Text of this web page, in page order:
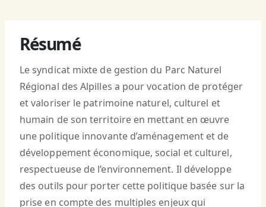
Résumé
Le syndicat mixte de gestion du Parc Naturel
Régional des Alpilles a pour vocation de protéger
et valoriser le patrimoine naturel, culturel et
humain de son territoire en mettant en œuvre
une politique innovante d’aménagement et de
développement économique, social et culturel,
respectueuse de l’environnement. Il développe
des outils pour porter cette politique basée sur la
prise en compte des multiples enjeux qui